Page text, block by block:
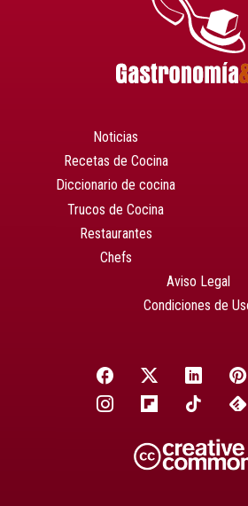
Noticias
Recetas de Cocina
Diccionario de cocina
Trucos de Cocina
Restaurantes
Chefs
Aviso Legal
Condiciones de